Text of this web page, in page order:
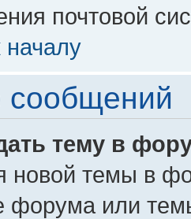
почтовой
началу
сообщений
тему в
новой темы в
форума или